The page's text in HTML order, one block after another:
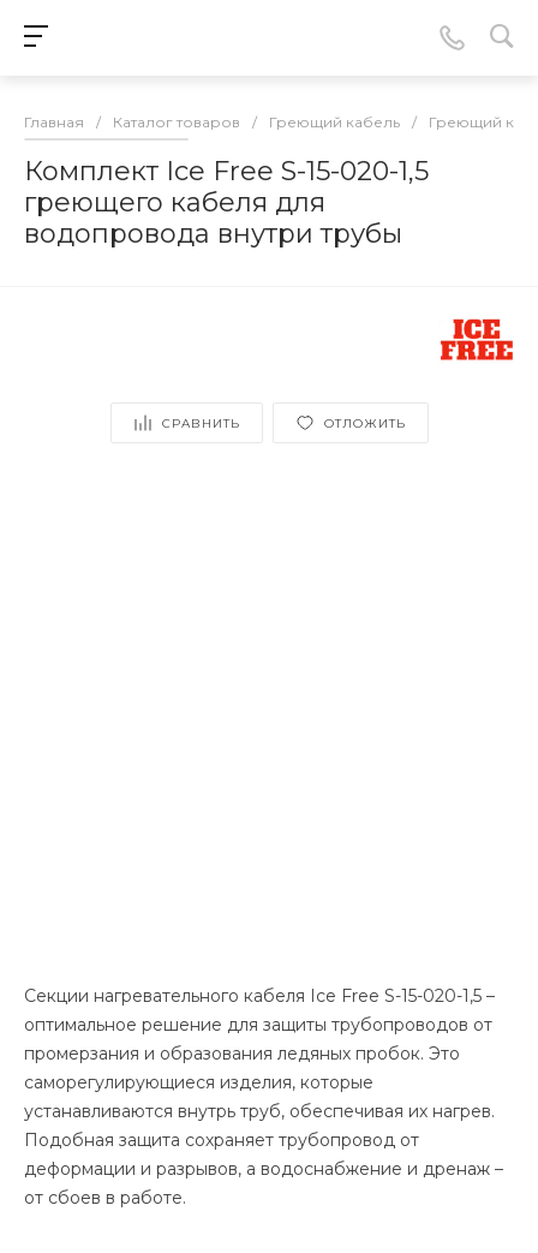
Главная / Каталог товаров / Греющий кабель / Греющий
Комплект Ice Free S-15-020-1,5
греющего кабеля для
водопровода внутри трубы
СРАВНИТЬ ОТЛОЖИТЬ
Секции нагревательного кабеля Ice Free S-15-020-1,5 –
оптимальное решение для защиты трубопроводов от
промерзания и образования ледяных пробок. Это
саморегулирующиеся изделия, которые
устанавливаются внутрь труб, обеспечивая их нагрев.
Подобная защита сохраняет трубопровод от
деформации и разрывов, а водоснабжение и дренаж –
от сбоев в работе.